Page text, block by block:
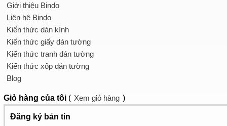
Giới thiệu Bindo
Liên hệ Bindo
Kiến thức dán kính
Kiến thức giấy dán tường
Kiến thức tranh dán tường
Kiến thức xốp dán tường
Blog
Giỏ hàng của tôi ( Xem giỏ hàng )
Đăng ký bản tin